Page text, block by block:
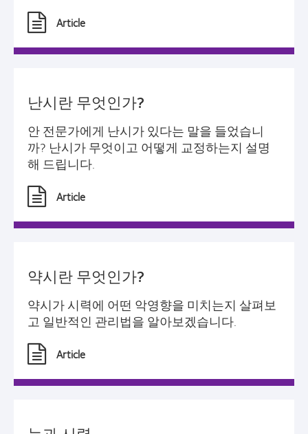
Article
난시란 무엇인가?
안 전문가에게 난시가 있다는 말을 들었습니
까? 난시가 무엇이고 어떻게 교정하는지 설명
해 드립니다.
Article
약시란 무엇인가?
약시가 시력에 어떤 악영향을 미치는지 살펴보
고 일반적인 관리법을 알아보겠습니다.
Article